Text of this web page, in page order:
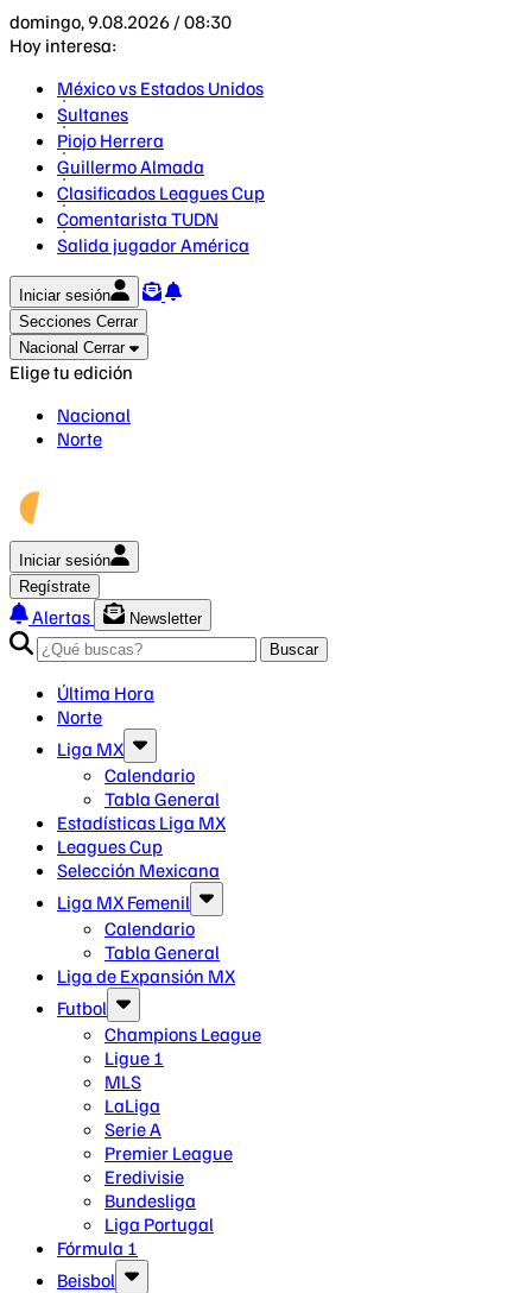
domingo, 9.08.2026 / 08:30
Hoy interesa:
México vs Estados Unidos
Sultanes
Piojo Herrera
Guillermo Almada
Clasificados Leagues Cup
Comentarista TUDN
Salida jugador América
Iniciar sesión
Secciones Cerrar
Nacional Cerrar
Elige tu edición
Nacional
Norte
Iniciar sesión
Regístrate
Alertas
Newsletter
Buscar
Última Hora
Norte
Liga MX
Calendario
Tabla General
Estadísticas Liga MX
Leagues Cup
Selección Mexicana
Liga MX Femenil
Calendario
Tabla General
Liga de Expansión MX
Futbol
Champions League
Ligue 1
MLS
LaLiga
Serie A
Premier League
Eredivisie
Bundesliga
Liga Portugal
Fórmula 1
Beisbol